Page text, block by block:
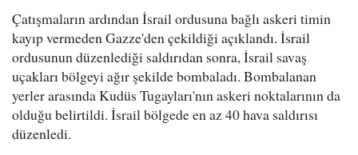
Çatışmaların ardından İsrail ordusuna bağlı askeri timin
kayıp vermeden Gazze'den çekildiği açıklandı. İsrail
ordusunun düzenlediği saldırıdan sonra, İsrail savaş
uçakları bölgeyi ağır şekilde bombaladı. Bombalanan
yerler arasında Kudüs Tugayları'nın askeri noktalarının da
olduğu belirtildi. İsrail bölgede en az 40 hava saldırısı
düzenledi.